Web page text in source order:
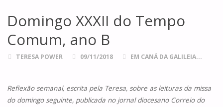
Domingo XXXII do Tempo
Comum, ano B
TERESA POWER 09/11/2018 EM CANÁ DA GALILEIA...
Reflexão semanal, escrita pela Teresa, sobre as leituras da missa
do domingo seguinte, publicada no jornal diocesano Correio do